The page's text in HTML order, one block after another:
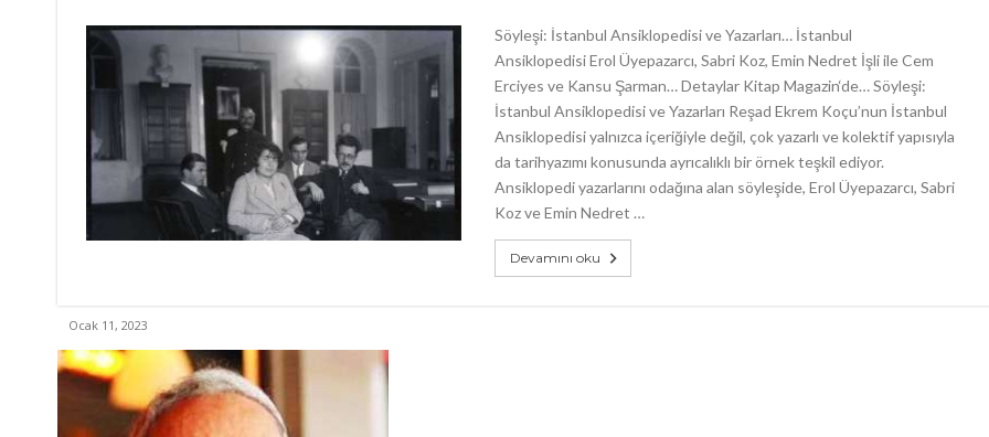
Söyleşi: İstanbul Ansiklopedisi ve Yazarları… İstanbul
Ansiklopedisi Erol Üyepazarcı, Sabri Koz, Emin Nedret İşli ile Cem
Erciyes ve Kansu Şarman… Detaylar Kitap Magazin‘de… Söyleşi:
İstanbul Ansiklopedisi ve Yazarları Reşad Ekrem Koçu’nun İstanbul
Ansiklopedisi yalnızca içeriğiyle değil, çok yazarlı ve kolektif yapısıyla
da tarihyazımı konusunda ayrıcalıklı bir örnek teşkil ediyor.
Ansiklopedi yazarlarını odağına alan söyleşide, Erol Üyepazarcı, Sabri
Koz ve Emin Nedret …
Devamını oku
Ocak 11, 2023